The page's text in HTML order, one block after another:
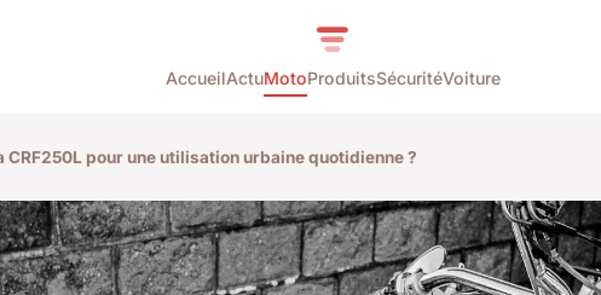
AccueilActuMotoProduitsSécuritéVoiture
CRF250L pour une utilisation urbaine quotidienne ?